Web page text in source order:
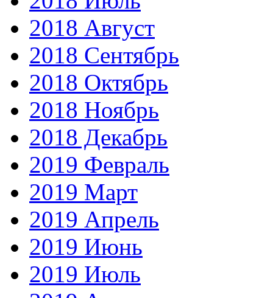
2018 Август
2018 Сентябрь
2018 Октябрь
2018 Ноябрь
2018 Декабрь
2019 Февраль
2019 Март
2019 Апрель
2019 Июнь
2019 Июль